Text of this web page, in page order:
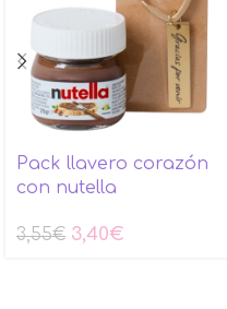
Pack llavero corazón
con nutella
3,55€ 3,40€